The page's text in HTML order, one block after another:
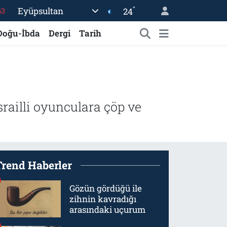
Eyüpsultan 24°
İbda Dergi Tarih
oyunculara çöp ve
Haberler
Gözün gördüğü ile
zihnin kavradığı
arasındaki uçurum